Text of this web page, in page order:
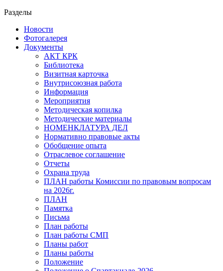
Разделы
Новости
Фотогалерея
Документы
АКТ КРК
Библиотека
Визитная карточка
Внутрисоюзная работа
Информация
Мероприятия
Методическая копилка
Методические материалы
НОМЕНКЛАТУРА ДЕЛ
Нормативно правовые акты
Обобщение опыта
Отраслевое соглашение
Отчеты
Охрана труда
ПЛАН работы Комиссии по правовым вопросам
на 2026г.
ПЛАН
Памятка
Письма
План работы
План работы СМП
Планы работ
Планы работы
Положение